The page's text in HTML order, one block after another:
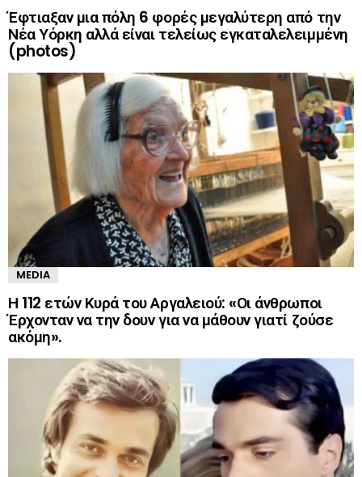
Έφτιαξαν μια πόλη 6 φορές μεγαλύτερη από την
Νέα Υόρκη αλλά είναι τελείως εγκαταλελειμμένη
(photos)
MEDIA
Η 112 ετών Κυρά του Αργαλειού: «Οι άνθρωποι
Έρχονταν να την δουν για να μάθουν γιατί ζούσε
ακόμη».